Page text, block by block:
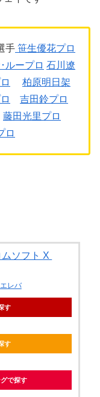
手 笹生優花プロ
ループロ 石川遼
柏原明日架
吉田鈴プロ
藤田光里プロ
ロ
ソフト X
レバ
す
す
で探す